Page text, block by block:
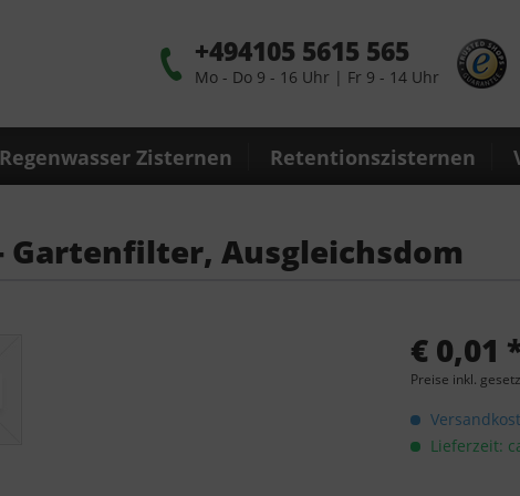
+494105 5615 565
Mo - Do 9 - 16 Uhr | Fr 9 - 14 Uhr
Regenwasser Zisternen Retentionszisternen
Gartenfilter, Ausgleichsdom
€ 0,01
Preise inkl.
Lieferzeit: